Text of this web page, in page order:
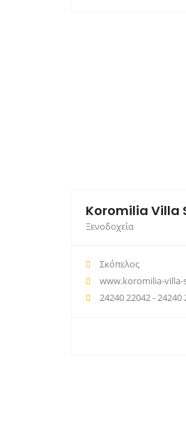
Koromilia Villa
Ξενοδοχεία
Σκόπελος
www.koromilia-villa-
24240 22042 - 24240